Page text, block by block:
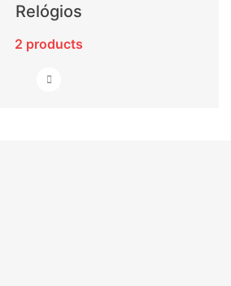
Relógios
2 products